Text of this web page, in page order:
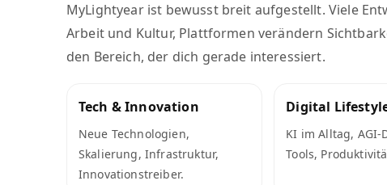
MyLightyear ist bewusst breit aufgestellt. Viele
Arbeit und Kultur, Plattformen verändern
den Bereich, der dich gerade interessiert.
Tech & Innovation
Neue Technologien,
Skalierung, Infrastruktur,
Innovationstreiber.
Digital
KI im Alltag, AGI-
Tools,